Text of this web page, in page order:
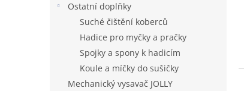
Ostatní doplňky
Suché čištění koberců
Hadice pro myčky a pračky
Spojky a spony k hadicím
Koule a míčky do sušičky
Mechanický vysavač JOLLY